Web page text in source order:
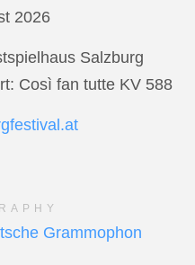
2026
Salzburg
Così fan tutte KV 588
Grammophon